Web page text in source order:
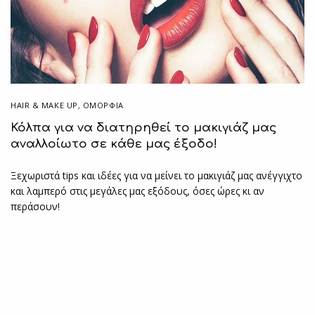
HAIR & MAKE UP , ΟΜΟΡΦΙΑ
Κόλπα για να διατηρηθεί το μακιγιάζ μας
αναλλοίωτο σε κάθε μας έξοδο!
Ξεχωριστά tips και ιδέες για να μείνει το μακιγιάζ μας ανέγγιχτο
και λαμπερό στις μεγάλες μας εξόδους, όσες ώρες κι αν
περάσουν!